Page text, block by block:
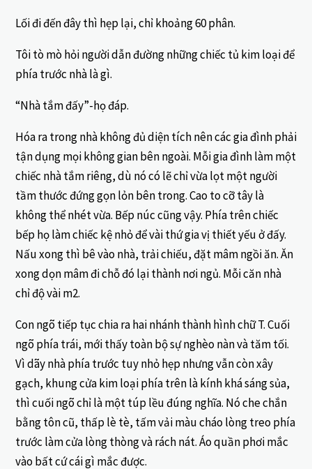
Lối đi đến đây thì hẹp lại, chỉ khoảng 60 phân.
Tôi tò mò hỏi người dẫn đường những chiếc tủ kim loại để
phía trước nhà là gì.
“Nhà tắm đấy”-họ đáp.
Hóa ra trong nhà không đủ diện tích nên các gia đình phải
tận dụng mọi không gian bên ngoài. Mỗi gia đình làm một
chiếc nhà tắm riêng, dù nó có lẽ chỉ vừa lọt một người
tầm thước đứng gọn lỏn bên trong. Cao to cỡ tây là
không thể nhét vừa. Bếp núc cũng vậy. Phía trên chiếc
bếp họ làm chiếc kệ nhỏ để vài thứ gia vị thiết yếu ở đấy.
Nấu xong thì bê vào nhà, trải chiếu, đặt mâm ngồi ăn. Ăn
xong dọn mâm đi chỗ đó lại thành nơi ngủ. Mỗi căn nhà
chỉ độ vài m2.
Con ngõ tiếp tục chia ra hai nhánh thành hình chữ T. Cuối
ngõ phía trái, mới thấy toàn bộ sự nghèo nàn và tăm tối.
Vì dãy nhà phía trước tuy nhỏ hẹp nhưng vẫn còn xây
gạch, khung cửa kim loại phía trên là kính khá sáng sủa,
thì cuối ngõ chỉ là một túp lều đúng nghĩa. Nó che chắn
bằng tôn cũ, thấp lè tè, tấm vải màu cháo lòng treo phía
trước làm cửa lòng thòng và rách nát. Áo quần phơi mắc
vào bất cứ cái gì mắc được.